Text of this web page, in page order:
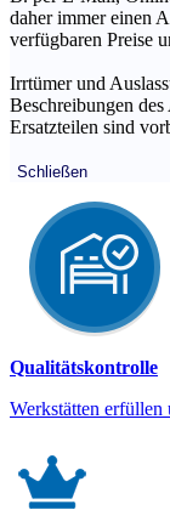
daher immer einen
verfügbaren Preise
Irrtümer und
Beschreibungen
Ersatzteilen sind
Schließen
Qualitätskontrolle
Werkstätten erfüllen